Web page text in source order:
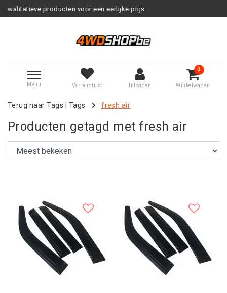
voor een eerlijke prijs
Menu Verlanglijst Inloggen
0
Winkelwagen
Terug naar Tags Tags fresh air
Producten getagd met fresh air